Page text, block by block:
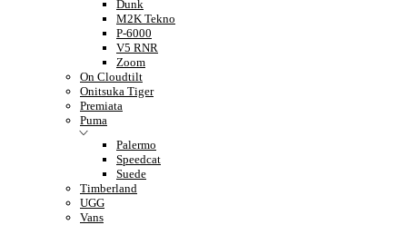
Dunk
M2K Tekno
P-6000
V5 RNR
Zoom
On Cloudtilt
Onitsuka Tiger
Premiata
Puma
Palermo
Speedcat
Suede
Timberland
UGG
Vans